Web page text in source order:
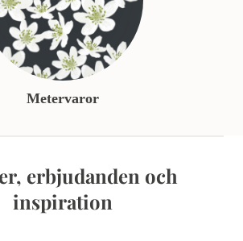
Metervaror
erbjudanden och
inspiration